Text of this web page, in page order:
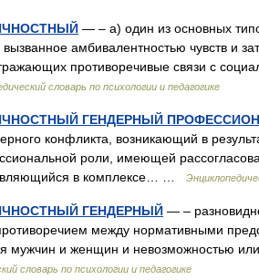
— – а) один из основных
вызванное амбивалентностью чувств и
противоречивые связи с
словарь по психологии и педагогике
ГЕНДЕРНЫЙ
конфликта, возникающий в
роли, имеющей
в комплексе… …
ГЕНДЕРНЫЙ — –
между нормативными
мужчин и женщин и невозможностью
словарь по психологии и педагогике